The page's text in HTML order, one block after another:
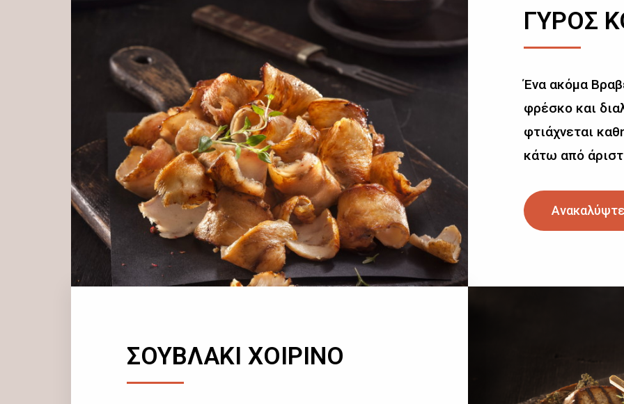
ΓΥΡΟΣ
Ένα ακόμα
φρέσκο και
φτιάχνεται
κάτω από
ΣΟΥΒΛΑΚΙ ΧΟΙΡΙΝΟ